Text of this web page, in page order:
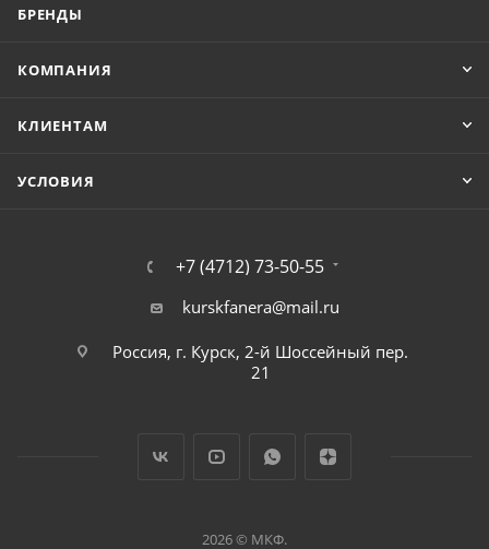
БРЕНДЫ
КОМПАНИЯ
КЛИЕНТАМ
УСЛОВИЯ
+7 (4712) 73-50-55
kurskfanera@mail.ru
Россия, г. Курск, 2-й Шоссейный пер.
21
2026 © МКФ.